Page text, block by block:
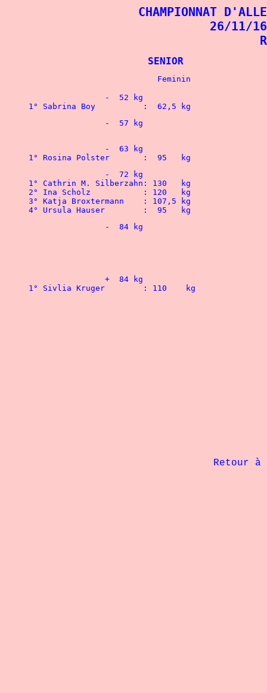
CHAMPIONNAT
26/11/
		-  52 kg
1° Sabrina Boy		:  62,5 kg
3° Katja Broxtermann	: 107,5 kg
4° Ursula Hauser   	:  95   kg
Retour à la